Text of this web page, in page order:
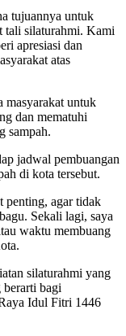
tujuannya untuk
tali silaturahmi. Kami
apresiasi dan
atas
masyarakat untuk
dan mematuhi
sampah.
jadwal pembuangan
di kota tersebut.
penting, agar tidak
Sekali lagi, saya
waktu membuang
silaturahmi yang
berarti bagi
Idul Fitri 1446